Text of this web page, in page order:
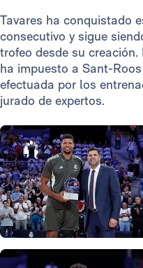
Tavares ha conquistado
consecutivo y sigue
trofeo desde su
ha impuesto a Sant-
efectuada por los
jurado de expertos.